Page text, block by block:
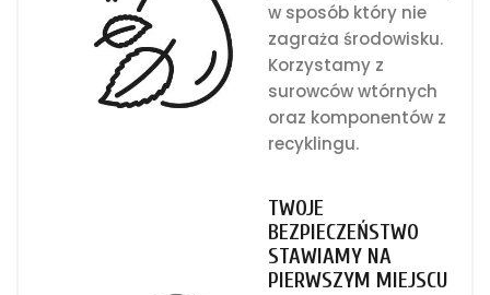
w sposób który nie
zagraża środowisku.
Korzystamy z
surowców wtórnych
oraz komponentów z
recyklingu.
TWOJE
BEZPIECZEŃSTWO
STAWIAMY NA
PIERWSZYM MIEJSCU